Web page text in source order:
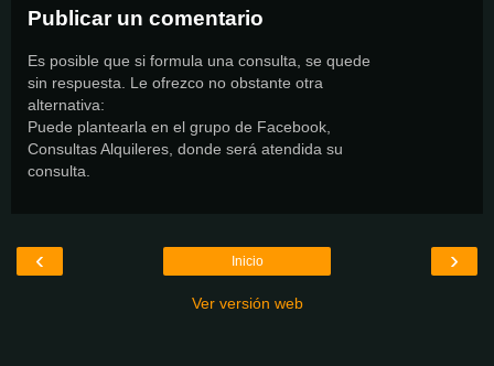
Publicar un comentario
Es posible que si formula una consulta, se quede
sin respuesta. Le ofrezco no obstante otra
alternativa:
Puede plantearla en el grupo de Facebook,
Consultas Alquileres, donde será atendida su
consulta.
‹ ›
Inicio
Ver versión web